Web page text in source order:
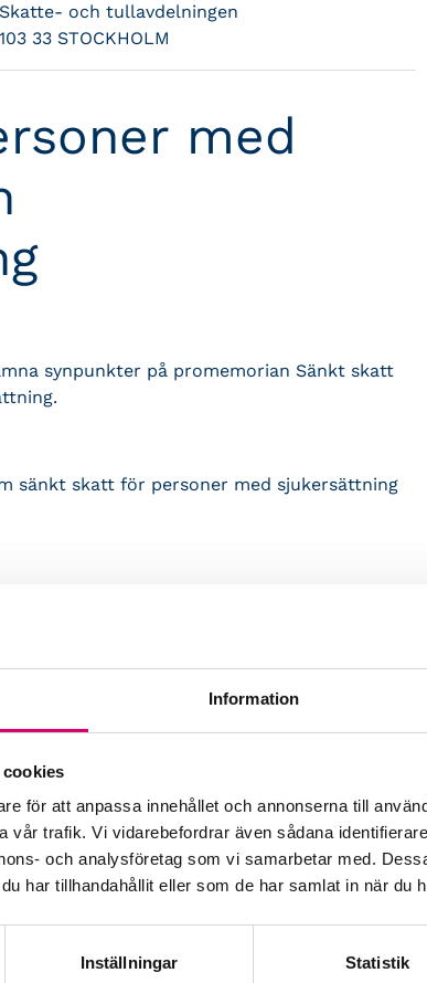
Information
för att anpassa innehållet och annonserna till
vår trafik. Vi vidarebefordrar även sådana
och analysföretag som vi samarbetar med.
har tillhandahållit eller som de har samlat in när du
Inställningar Statistik
Skatte- och tullavdelningen
103 33 STOCKHOLM
med
synpunkter på promemorian Sänkt skatt
sänkt skatt för personer med sjukersättning
och aktivitetsersättning får en ökad
inga synpunkter på. Men det bör i så fall ske
komplicerade skatteregler som
ersättningar som ska anses motsvara
rätt till skattereduktion. Därför ska enligt
efter begäran av den skattskyldige om
ska då i samband med sin
till Skatteverket.
den skattskyldige medför att den
att erhållas av den som känner till
sin rätt. Sådana regler bör inte införas.